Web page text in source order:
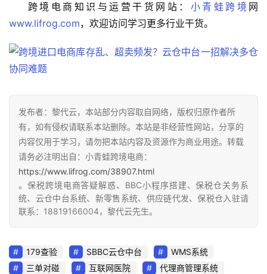
科
网
大
全
热
问
关
于
跨境电商知识与运营干货网站： 小青蛙跨境 网
www.lifrog.com，欢迎访问学习更多行业干货。
发布者：黎代云，本站部分内容取自网络，版权归原作者所
有，如有侵权请联系本站删除。本站是非经营性网站，分享的
内容仅用于学习，请勿把本站内容及资源作为商业用途。转载
请务必注明出自：小青蛙跨境电商：
https://www.lifrog.com/38907.html
。保税跨境电商答疑解惑、BBC小程序搭建、保税仓关务系
统、云仓中台系统、新零售系统、供应链代发、保税仓入驻请
联系：18819166004，黎代云先生。
179查验 SBBC云仓中台
WMS系统
三单对碰
互联网医院
代理商管理系统